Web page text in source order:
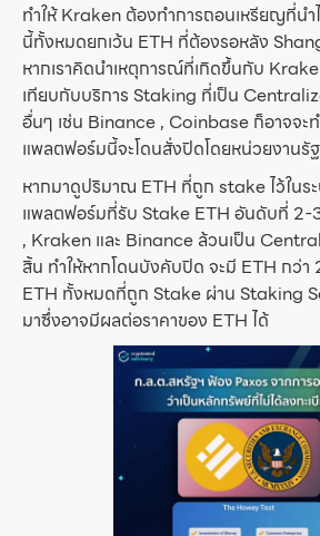
ทำให้ Kraken ต้องทำการถอนเหรียญที่น
นี้ทั้งหมดยกเว้น ETH ที่ต้องรอหลัง
หากเราคิดนำเหตุการณ์ที่เกิดขึ้นกับ
เทียบกับบริการ Staking ที่เป็น
อื่นๆ เช่น Binance , Coinbase ก็อาจจะ
แพลตฟอร์มนี้จะโดนสั่งปิดโดยหน่วยงานรั
หากมาดูปริมาณ ETH ที่ถูก stake ไว้ในร
แพลตฟอร์มที่รับ Stake ETH อันดับที่ 2-
, Kraken และ Binance ล้วนเป็น
สิ้น ทำให้หากโดนบังคับปิด จะมี ETH กว่
ETH ทั้งหมดที่ถูก Stake ผ่าน Staking
มาซึ่งอาจมีผลต่อราคาของ ETH ได้